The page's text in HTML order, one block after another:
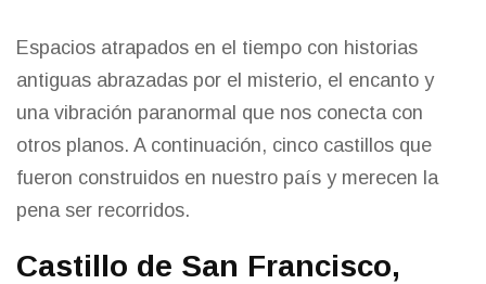
Espacios atrapados en el tiempo con historias
antiguas abrazadas por el misterio, el encanto y
una vibración paranormal que nos conecta con
otros planos. A continuación, cinco castillos que
fueron construidos en nuestro país y merecen la
pena ser recorridos.
Castillo de San Francisco,